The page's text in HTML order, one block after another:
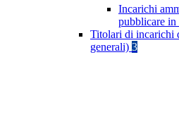
Incarichi
pubblicare in
Titolari di incarichi
generali) 3